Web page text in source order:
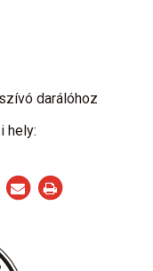
darálóhoz
hely: